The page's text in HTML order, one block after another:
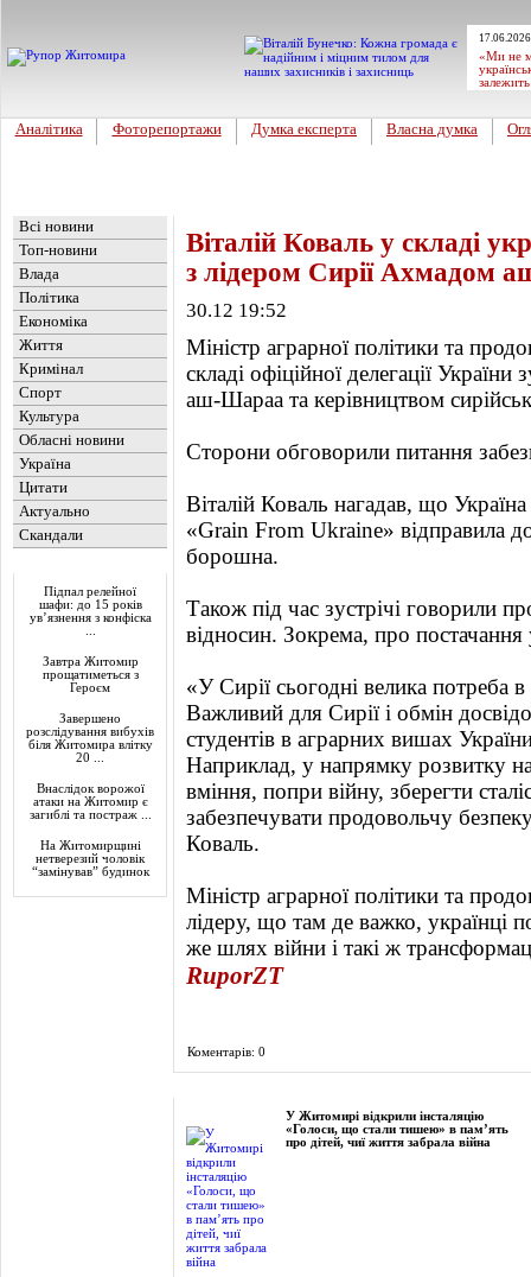
«Ми не
Аналітика Фоторепортажи Думка експерта Власна думка
Всі новини
Топ-новини
Влада
Політика
Економіка
Життя
Кримінал
Спорт
Культура
Обласні новини
Україна
Цитати
Актуально
Скандали
Підпал релейної
шафи: до 15 років
ув’язнення з конфіска
Завтра Житомир
прощатиметься з
Героєм
Завершено
розслідування вибухів
біля Житомира влітку
20 ...
Внаслідок ворожої
атаки на Житомир є
загиблі та постраж ...
На Житомирщині
нетверезий чоловік
“замінував” будинок
Віталій Коваль у складі
з лідером Сирії Ахмадом
30.12 19:52
Міністр аграрної політики та
складі офіційної делегації
аш-Шараа та керівництвом
Сторони обговорили питання
Віталій Коваль нагадав, що
«Grain From Ukraine» відправила
борошна.
Також під час зустрічі говорили
відносин. Зокрема, про постачання
«У Сирії сьогодні велика потреба
Важливий для Сирії і обмін
студентів в аграрних вишах
Наприклад, у напрямку розвитку
вміння, попри війну, зберегти
забезпечувати продовольчу
Коваль.
Міністр аграрної політики та
лідеру, що там де важко, українці
же шлях війни і такі ж
RuporZT
Коментарів: 0
У Житомирі відкрили інсталяцію
«Голоси, що стали тишею» в пам’ять
про дітей, чиї життя забрала війна